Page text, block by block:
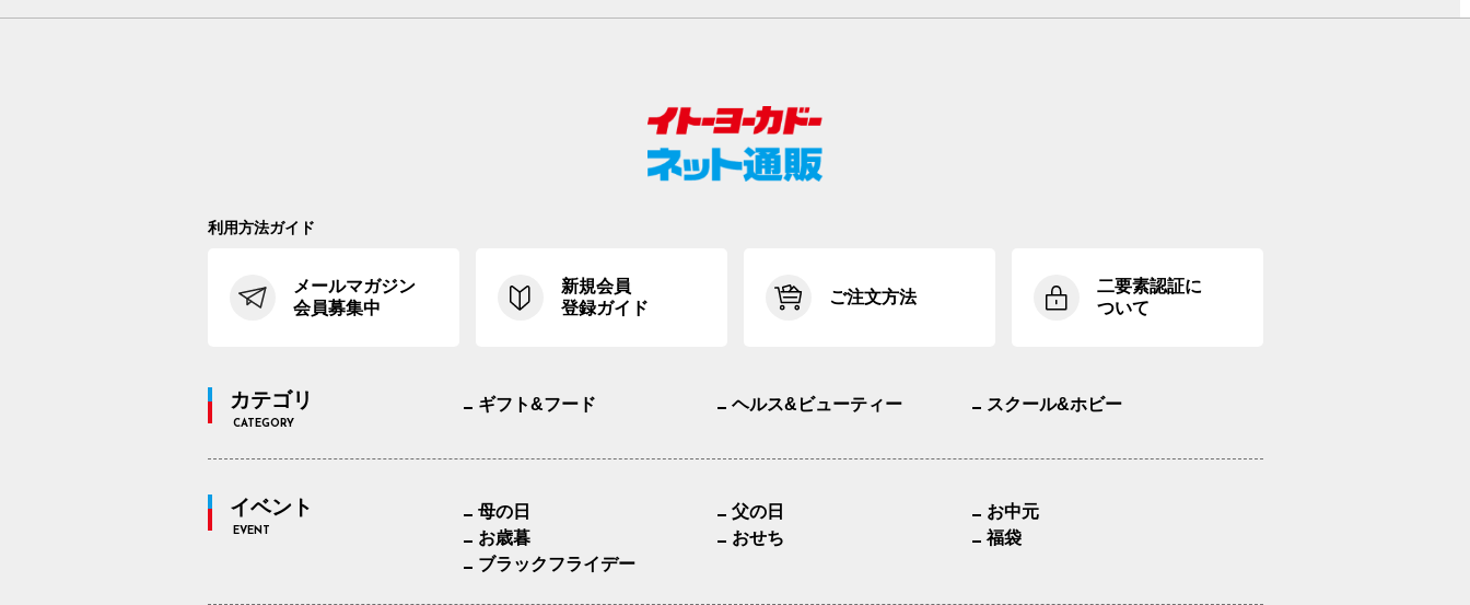
利用方法ガイド
メールマガジン
会員募集中
新規会員
登録ガイド
ご注文方法
二要素認証に
ついて
カテゴリ
CATEGORY
ギフト&フード ヘルス&ビューティー スクール&ホビー
イベント
EVENT
母の日 父の日
お中元
お歳暮
おせち
福袋
ブラックフライデー